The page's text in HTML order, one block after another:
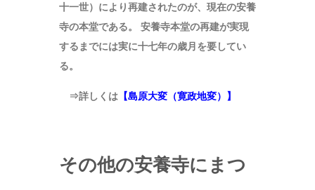
十一世）により再建されたのが、現在の安養
寺の本堂である。 安養寺本堂の再建が実現
するまでには実に十七年の歳月を要してい
る。
⇒詳しくは 【島原大変（寛政地変）】
その他の安養寺にまつ